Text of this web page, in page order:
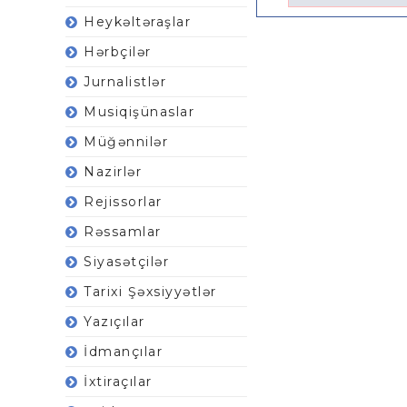
Heykəltəraşlar
Hərbçilər
Jurnalistlər
Musiqişünaslar
Müğənnilər
Nazirlər
Rejissorlar
Rəssamlar
Siyasətçilər
Tarixi Şəxsiyyətlər
Yazıçılar
İdmançılar
İxtiraçılar